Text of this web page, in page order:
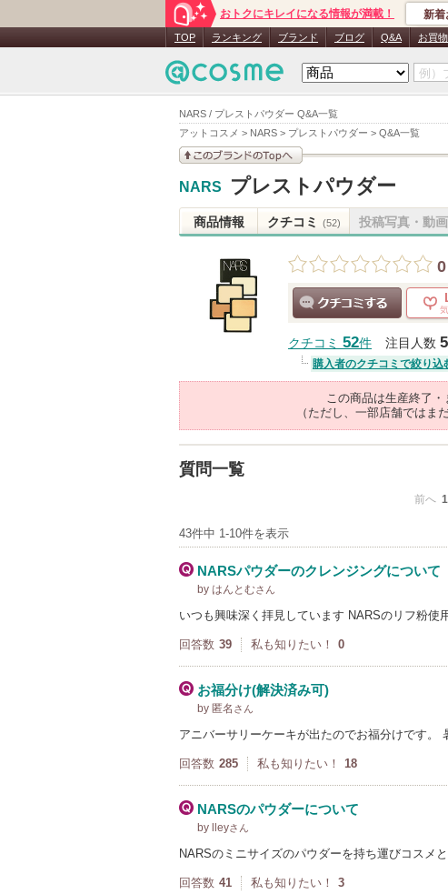
NARS / プレストパウダー Q&A一覧
アットコスメ > NARS > プレストパウダー > Q&A一覧
おトクにキレイになる情報が満載！ 新着
TOP ランキング ブランド ブログ Q&A お買物
このブランドの情報を
NARS プレストパウダー
商品情報 クチコミ (52) 投稿写真・動画
0
クチコミ 52件 注目人数
購入者のクチコミで絞り込
この商品は生産終了・
（ただし、一部店舗ではま
質問一覧
前へ 1
43件中 1-10件を表示
NARSパウダーのクレンジングについて
by はんとむさん
いつも興味深く拝見しています NARSのリフ粉
回答数 39 私も知りたい！ 0
お福分け(解決済み可)
by 匿名 さん
アニバーサリーケーキが出たのでお福分けです
回答数 285 私も知りたい！ 18
NARSのパウダーについて
by lleyさん
NARSのミニサイズのパウダーを持ち運びコスメ
回答数 41 私も知りたい！ 3